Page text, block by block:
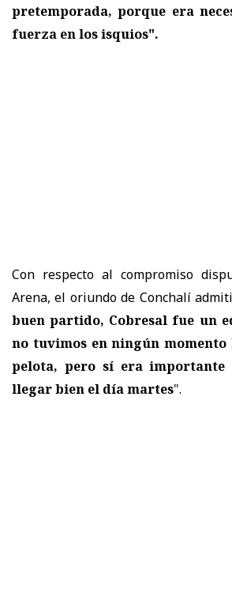
pretemporada, porque era
fuerza en los isquios".
Con respecto al compromiso
Arena, el oriundo de Conchalí
buen partido, Cobresal fue un
no tuvimos en ningún
pelota, pero sí era importante
llegar bien el día martes".